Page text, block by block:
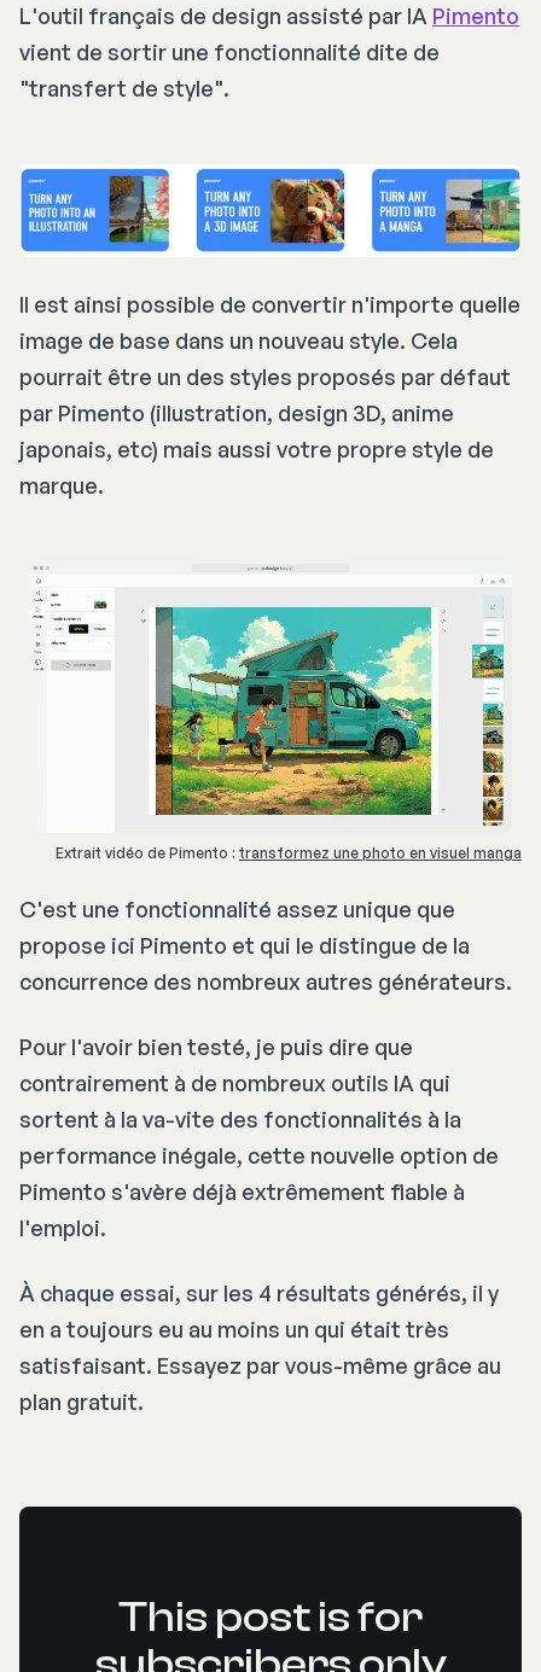
instincts
Le secret de ta puissance : les phyto-
androgènes
Les effets Apenergy
Une concentration de prédateur :
Reste focus sur tes objectifs
Des réflexes de félin : Sois toujours le
Une endurance de loup : Tiens la
distance dans toutes tes activités
Deviens le leader que tu as toujours
voulu être
L'outil français de design assisté par IA Pimento
vient de sortir une fonctionnalité dite de
"transfert de style".
Il est ainsi possible de convertir n'importe quelle
image de base dans un nouveau style. Cela
pourrait être un des styles proposés par défaut
par Pimento (illustration, design 3D, anime
japonais, etc) mais aussi votre propre style de
marque.
Extrait vidéo de Pimento : transformez une photo en visuel manga
C'est une fonctionnalité assez unique que
propose ici Pimento et qui le distingue de la
concurrence des nombreux autres générateurs.
Pour l'avoir bien testé, je puis dire que
contrairement à de nombreux outils IA qui
sortent à la va-vite des fonctionnalités à la
performance inégale, cette nouvelle option de
Pimento s'avère déjà extrêmement fiable à
l'emploi.
À chaque essai, sur les 4 résultats générés, il y
en a toujours eu au moins un qui était très
satisfaisant. Essayez par vous-même grâce au
plan gratuit.
This post is for